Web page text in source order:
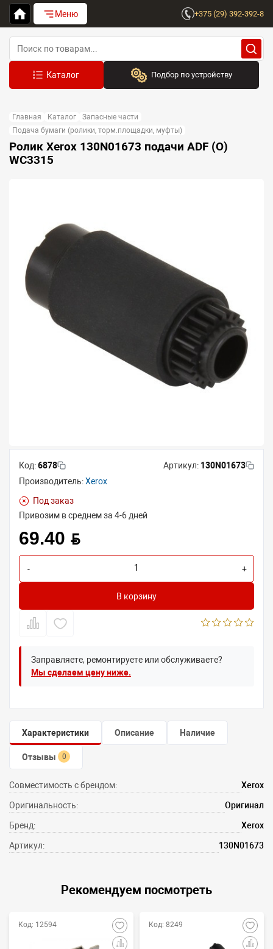
Меню +375 (29) 392-392-8
Подбор по устройству
Выберите бренд
Устройство:
Главная Каталог
Запасные части
Подача бумаги (ролики, торм.площадки, муфты)
Ролик Xerox 130N01673 подачи ADF (O)
WC3315
Код:6878 Артикул: 130N01673
Производитель:Xerox
Под заказ
Привозим в среднем за 4-6 дней
69.40 BYN
- +
В корзину
Заправляете, ремонтируете или обслуживаете?
Мы сделаем цену ниже.
Характеристики Описание Наличие
Отзывы 0
Совместимость с брендом: Xerox
Оригинальность: Оригинал
Бренд: Xerox
Артикул: 130N01673
Рекомендуем посмотреть
Код: 12594 Код: 8249